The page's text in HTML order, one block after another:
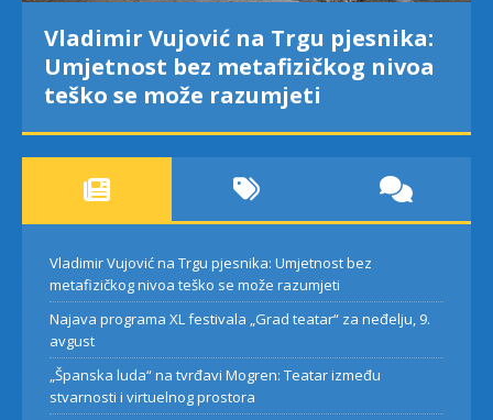
Vladimir Vujović na Trgu pjesnika:
Umjetnost bez metafizičkog nivoa
teško se može razumjeti
Vladimir Vujović na Trgu pjesnika: Umjetnost bez
metafizičkog nivoa teško se može razumjeti
Najava programa XL festivala „Grad teatar“ za neđelju, 9.
avgust
„Španska luda“ na tvrđavi Mogren: Teatar između
stvarnosti i virtuelnog prostora